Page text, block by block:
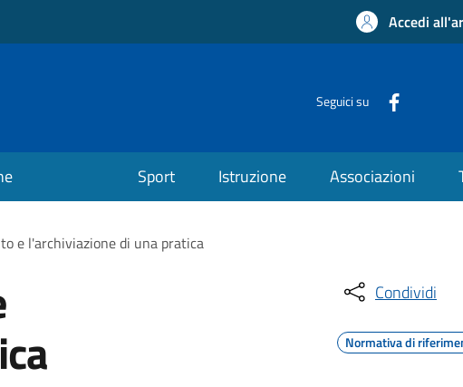
Accedi
Seguici su
Sport Istruzione Associazioni
e l'archiviazione di una pratica
Condividi
Normativa di